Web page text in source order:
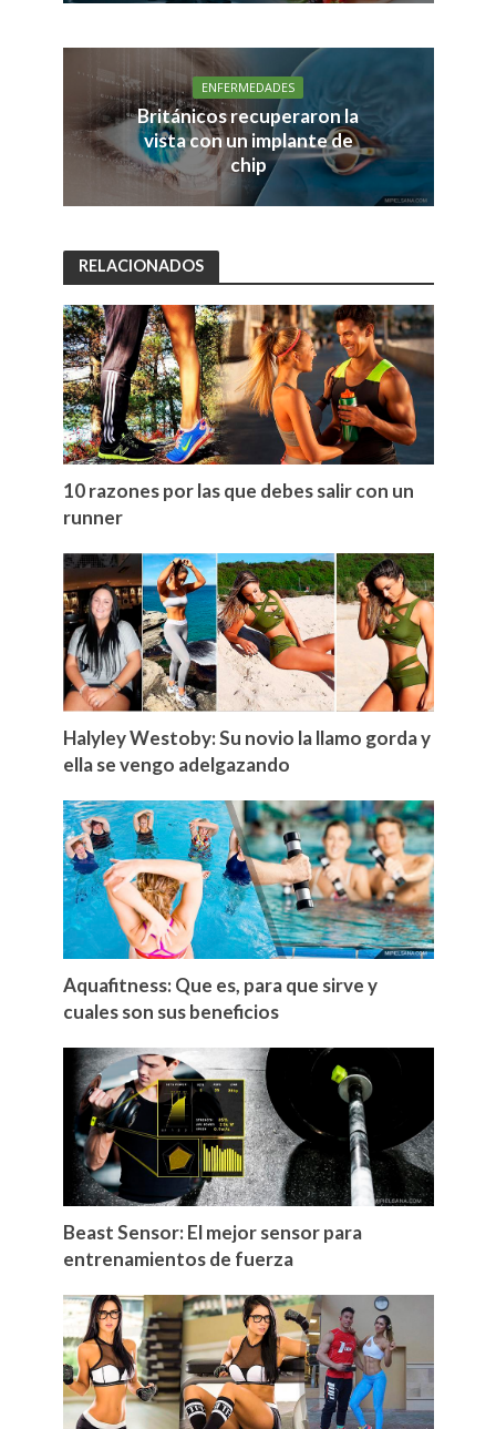
ENFERMEDADES
Británicos recuperaron la
vista con un implante de
chip
RELACIONADOS
10 razones por las que debes salir con un
runner
Halyley Westoby: Su novio la llamo gorda y
ella se vengo adelgazando
Aquafitness: Que es, para que sirve y
cuales son sus beneficios
Beast Sensor: El mejor sensor para
entrenamientos de fuerza